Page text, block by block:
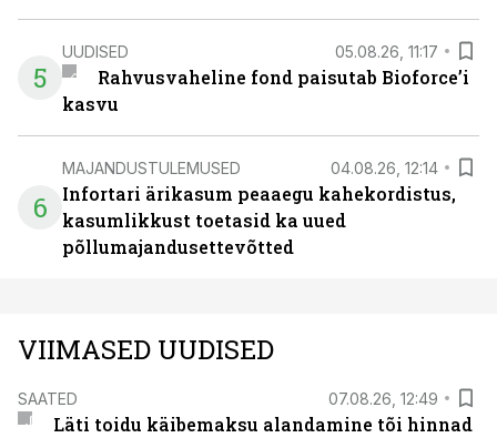
5
UUDISED 05.08.26, 11:17
Rahvusvaheline fond paisutab Bioforce’i
kasvu
6
MAJANDUSTULEMUSED 04.08.26, 12:14
Infortari ärikasum peaaegu kahekordistus,
kasumlikkust toetasid ka uued
põllumajandusettevõtted
VIIMASED UUDISED
SAATED 07.08.26, 12:49
Läti toidu käibemaksu alandamine tõi hinnad